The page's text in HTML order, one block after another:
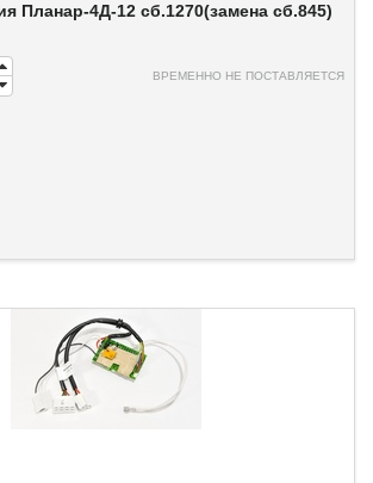
Планар-4Д-12 сб.1270(замена сб.845)
ВРЕМЕННО НЕ ПОСТАВЛЯЕТСЯ